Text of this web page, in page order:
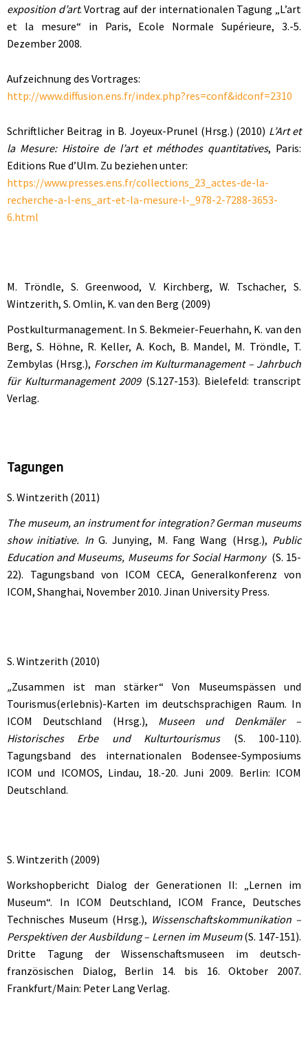
exposition d’art. Vortrag auf der internationalen Tagung „L’art
et la mesure“ in Paris, Ecole Normale Supérieure, 3.-5.
Dezember 2008.
Aufzeichnung des Vortrages:
http://www.diffusion.ens.fr/index.php?res=conf&idconf=2310
Schriftlicher Beitrag in B. Joyeux-Prunel (Hrsg.) (2010) L’Art et
la Mesure: Histoire de l’art et méthodes quantitatives, Paris:
Editions Rue d’Ulm. Zu beziehen unter:
https://www.presses.ens.fr/collections_23_actes-de-la-
recherche-a-l-ens_art-et-la-mesure-l-_978-2-7288-3653-
6.html
M. Tröndle, S. Greenwood, V. Kirchberg, W. Tschacher, S.
Wintzerith, S. Omlin, K. van den Berg (2009)
Postkulturmanagement. In S. Bekmeier-Feuerhahn, K. van den
Berg, S. Höhne, R. Keller, A. Koch, B. Mandel, M. Tröndle, T.
Zembylas (Hrsg.), Forschen im Kulturmanagement – Jahrbuch
für Kulturmanagement 2009(S.127-153). Bielefeld: transcript
Verlag.
Tagungen
S. Wintzerith (2011)
The museum, an instrument for integration? German museums
show initiative. InG. Junying, M. Fang Wang (Hrsg.), Public
Education and Museums, Museums for Social Harmony (S. 15-
22). Tagungsband von ICOM CECA, Generalkonferenz von
ICOM, Shanghai, November 2010. Jinan University Press.
S. Wintzerith (2010)
„Zusammen ist man stärker“ Von Museumspässen und
Tourismus(erlebnis)-Karten im deutschsprachigen Raum. In
ICOM Deutschland (Hrsg.), Museen und Denkmäler –
Historisches Erbe und Kulturtourismus(S. 100-110).
Tagungsband des internationalen Bodensee-Symposiums
ICOM und ICOMOS, Lindau, 18.-20. Juni 2009. Berlin: ICOM
Deutschland.
S. Wintzerith (2009)
Workshopbericht Dialog der Generationen II: „Lernen im
Museum“. In ICOM Deutschland, ICOM France, Deutsches
Technisches Museum (Hrsg.), Wissenschaftskommunikation –
Perspektiven der Ausbildung – Lernen im Museum(S. 147-151).
Dritte Tagung der Wissenschaftsmuseen im deutsch-
französischen Dialog, Berlin 14. bis 16. Oktober 2007.
Frankfurt/Main: Peter Lang Verlag.